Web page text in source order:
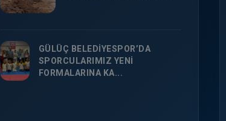
GÜLÜÇ BELEDİYESPOR’DA
SPORCULARIMIZ YENİ
FORMALARINA KA...